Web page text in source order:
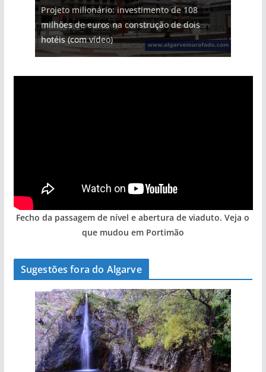
Projeto milionário: investimento de 108
milhões de euros na construção de dois
hotéis (com vídeo)
Fecho da passagem de nível e abertura de viaduto. Veja o
que mudou em Portimão
Sugestões fora do Algarve
A aldeia mais portuguesa de Portugal (com